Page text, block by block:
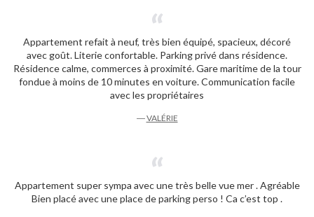
Appartement refait à neuf, très bien équipé, spacieux, décoré
avec goût. Literie confortable. Parking privé dans résidence.
Résidence calme, commerces à proximité. Gare maritime de la tour
fondue à moins de 10 minutes en voiture. Communication facile
avec les propriétaires
―VALÉRIE
Appartement super sympa avec une très belle vue mer . Agréable
Bien placé avec une place de parking perso ! Ca c’est top .